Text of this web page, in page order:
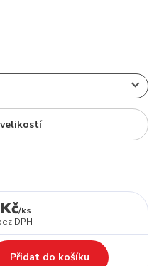
/ks
DPH
Přidat do košíku